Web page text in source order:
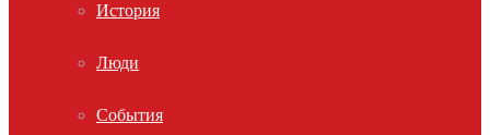
История
Люди
События